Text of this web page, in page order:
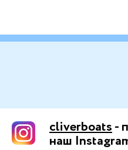
cliverboats-
наш